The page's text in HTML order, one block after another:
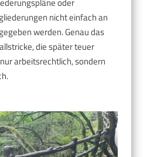
nicht einfach an
werden. Genau das
die später teuer
arbeitsrechtlich, sondern